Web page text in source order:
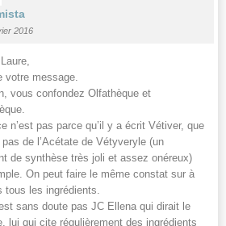
2016
votre message.
vous confondez Olfathèque et
n’est pas parce qu’il y a écrit Vétiver, que
pas de l’Acétate de Vétyveryle (un
de synthèse très joli et assez onéreux)
On peut faire le même constat sur à
tous les ingrédients.
sans doute pas JC Ellena qui dirait le
lui qui cite régulièrement des ingrédients